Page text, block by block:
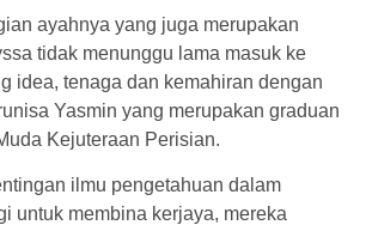
ayahnya yang juga merupakan
tidak menunggu lama masuk ke
idea, tenaga dan kemahiran dengan
Yasmin yang merupakan graduan
Kejuteraan Perisian.
ilmu pengetahuan dalam
untuk membina kerjaya, mereka